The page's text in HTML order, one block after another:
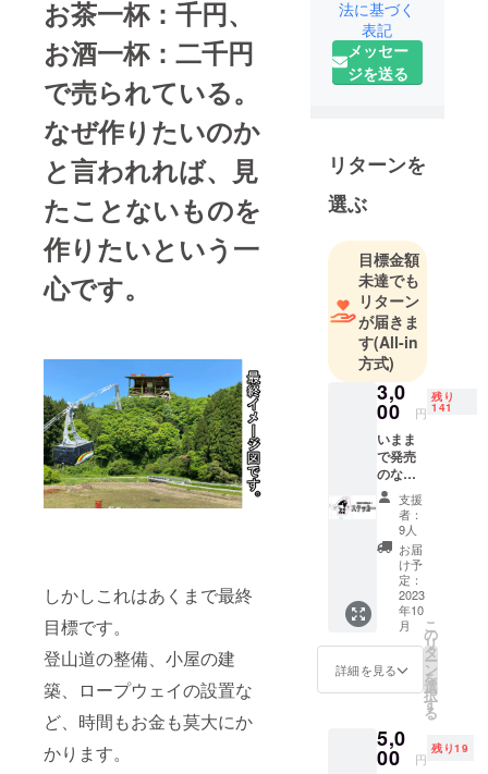
お茶一杯：千円、
お酒一杯：二千円
で売られている。
なぜ作りたいのか
と言われれば、見
たことないものを
作りたいという一
心です。
しかしこれはあくまで最終
目標です。
登山道の整備、小屋の建
築、ロープウェイの設置な
ど、時間もお金も莫大にか
かります。
法に基づく
表記
メッセー
ジを送る
リターンを
選ぶ
目標金額
未達でも
リターン
が届きま
す(All-in
方式)
3,0
00 円
残り
141
いまま
で発売
のな
かった
ステッ
カーが
新登
場！ 屋
外でも
使える
リッチ
な仕様
です。
サイズ
7cm×7
cm(１
支援
者：
9人
お届
け予
定：
2023
年10
月
詳細を見る
こ
の
リ
タ
ー
ン
を
選
択
す
る
5,0
00 円
残り19